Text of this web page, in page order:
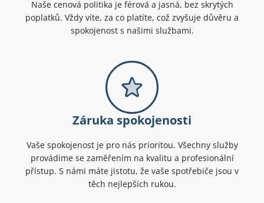
Naše cenová politika je férová a jasná, bez skrytých
poplatků. Vždy víte, za co platíte, což zvyšuje důvěru a
spokojenost s našimi službami.
Záruka spokojenosti
Vaše spokojenost je pro nás prioritou. Všechny služby
provádíme se zaměřením na kvalitu a profesionální
přístup. S námi máte jistotu, že vaše spotřebiče jsou v
těch nejlepších rukou.